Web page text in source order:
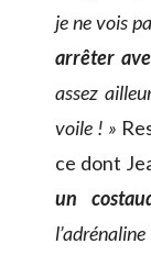
je ne vois
arrêter
assez
voile ! »
ce dont
un